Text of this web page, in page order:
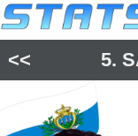
<< 5.